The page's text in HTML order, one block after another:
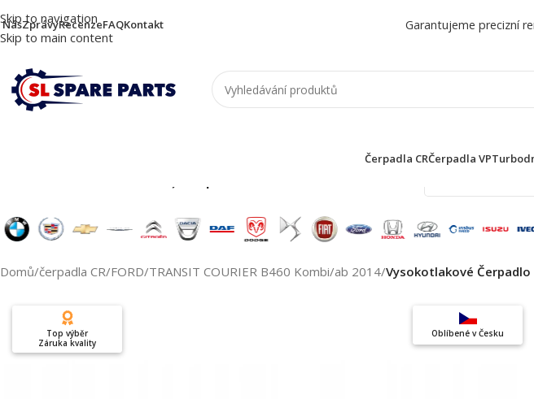
Skip to navigation
Skip to main content
NásZprávyRecenzeFAQKontakt Garantujeme precizní
Čerpadla CRČerpadla VP
Domů/čerpadla CR/FORD/TRANSIT COURIER B460 Kombi/ab 2014/Vysokotlakové Čerpadlo
Oblíbené v Česku
Top výběr
Záruka kvality